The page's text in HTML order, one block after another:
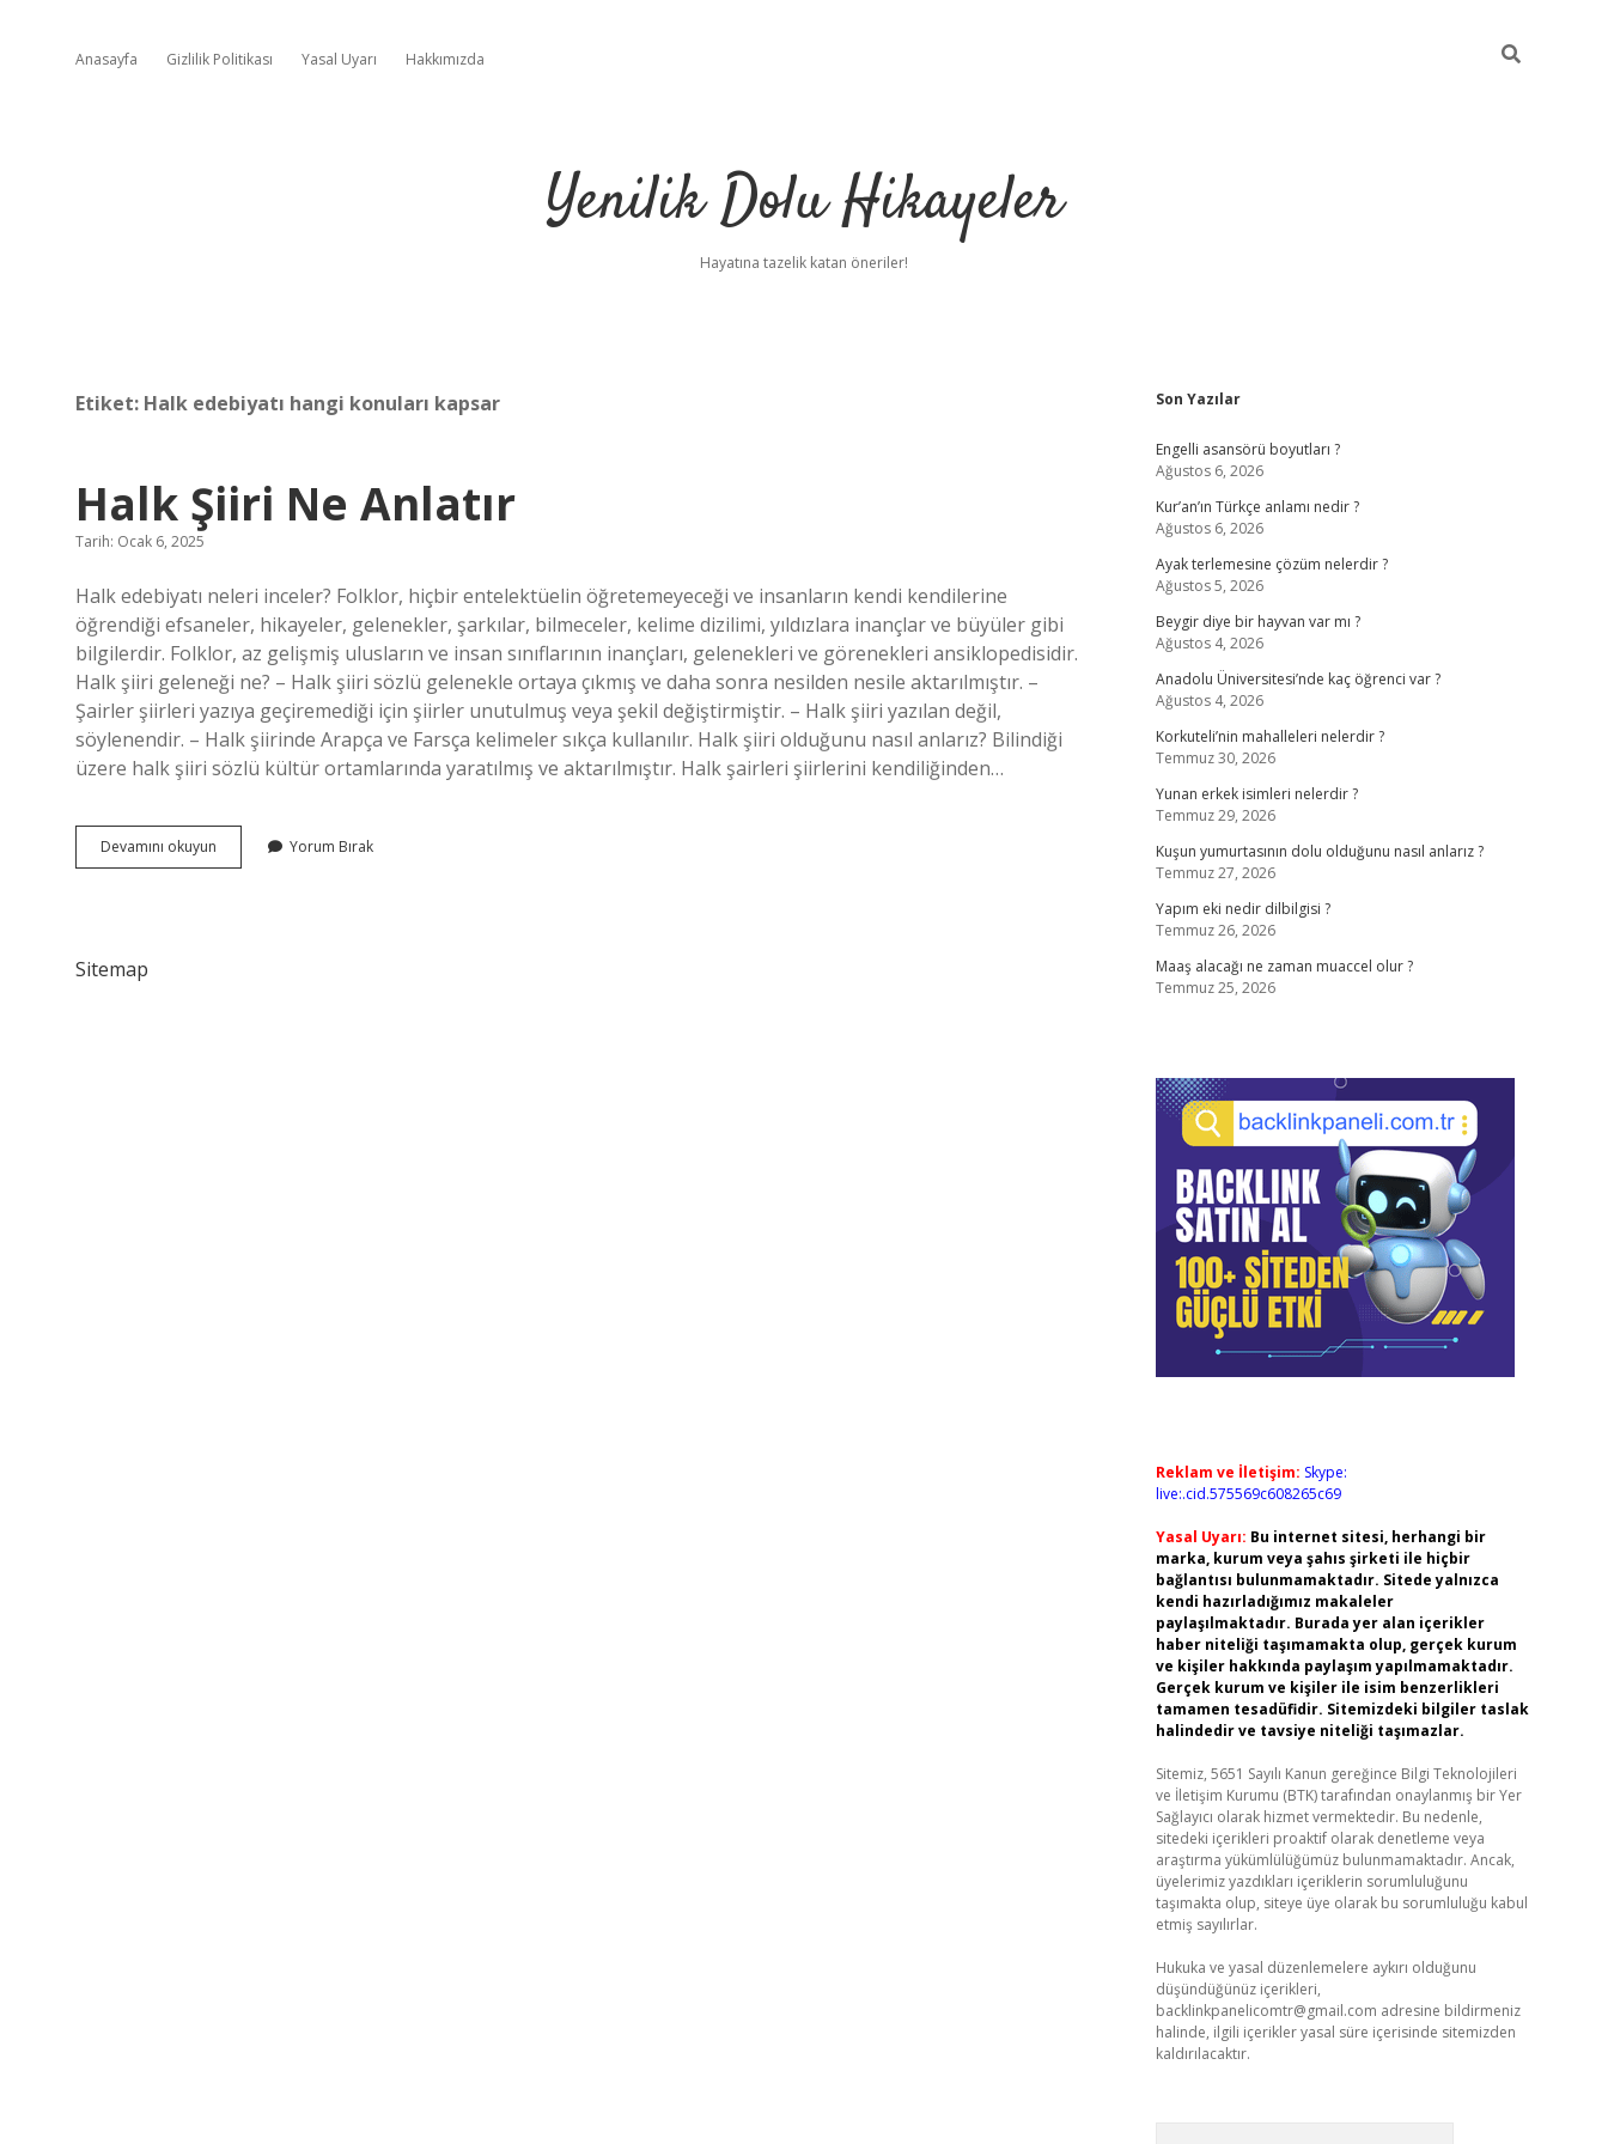
Anasayfa Gizlilik Politikası Yasal Uyarı Hakkımızda
Yenilik Dolu Hikayeler
Hayatına tazelik katan öneriler!
Etiket: Halk edebiyatı hangi konuları kapsar
Halk Şiiri Ne Anlatır
Tarih: Ocak 6, 2025
Halk edebiyatı neleri inceler? Folklor, hiçbir entelektüelin öğretemeyeceği ve insanların kendi kendilerine
öğrendiği efsaneler, hikayeler, gelenekler, şarkılar, bilmeceler, kelime dizilimi, yıldızlara inançlar ve büyüler gibi
bilgilerdir. Folklor, az gelişmiş ulusların ve insan sınıflarının inançları, gelenekleri ve görenekleri ansiklopedisidir.
Halk şiiri geleneği ne? – Halk şiiri sözlü gelenekle ortaya çıkmış ve daha sonra nesilden nesile aktarılmıştır. –
Şairler şiirleri yazıya geçiremediği için şiirler unutulmuş veya şekil değiştirmiştir. – Halk şiiri yazılan değil,
söylenendir. – Halk şiirinde Arapça ve Farsça kelimeler sıkça kullanılır. Halk şiiri olduğunu nasıl anlarız? Bilindiği
üzere halk şiiri sözlü kültür ortamlarında yaratılmış ve aktarılmıştır. Halk şairleri şiirlerini kendiliğinden…
Devamını okuyun
Şiiri
Yorum Bırak
Sitemap
Sidebar
Son Yazılar
Engelli asansörü boyutları ?
Ağustos 6, 2026
Kur’an’ın Türkçe anlamı nedir ?
Ağustos 6, 2026
Ayak terlemesine çözüm nelerdir ?
Ağustos 5, 2026
Beygir diye bir hayvan var mı ?
Ağustos 4, 2026
Anadolu Üniversitesi’nde kaç öğrenci var ?
Ağustos 4, 2026
Korkuteli’nin mahalleleri nelerdir ?
Temmuz 30, 2026
Yunan erkek isimleri nelerdir ?
Temmuz 29, 2026
Kuşun yumurtasının dolu olduğunu nasıl anlarız ?
Temmuz 27, 2026
Yapım eki nedir dilbilgisi ?
Temmuz 26, 2026
Maaş alacağı ne zaman muaccel olur ?
Temmuz 25, 2026
Reklam ve İletişim: Skype:
live:.cid.575569c608265c69
Yasal Uyarı: Bu internet sitesi, herhangi bir
marka, kurum veya şahıs şirketi ile hiçbir
bağlantısı bulunmamaktadır. Sitede yalnızca
kendi hazırladığımız makaleler
paylaşılmaktadır. Burada yer alan içerikler
haber niteliği taşımamakta olup, gerçek kurum
ve kişiler hakkında paylaşım yapılmamaktadır.
Gerçek kurum ve kişiler ile isim benzerlikleri
tamamen tesadüfidir. Sitemizdeki bilgiler taslak
halindedir ve tavsiye niteliği taşımazlar.
Sitemiz, 5651 Sayılı Kanun gereğince Bilgi Teknolojileri
ve İletişim Kurumu (BTK) tarafından onaylanmış bir Yer
Sağlayıcı olarak hizmet vermektedir. Bu nedenle,
sitedeki içerikleri proaktif olarak denetleme veya
araştırma yükümlülüğümüz bulunmamaktadır. Ancak,
üyelerimiz yazdıkları içeriklerin sorumluluğunu
taşımakta olup, siteye üye olarak bu sorumluluğu kabul
etmiş sayılırlar.
Hukuka ve yasal düzenlemelere aykırı olduğunu
düşündüğünüz içerikleri,
backlinkpanelicomtr@gmail.com adresine bildirmeniz
halinde, ilgili içerikler yasal süre içerisinde sitemizden
kaldırılacaktır.